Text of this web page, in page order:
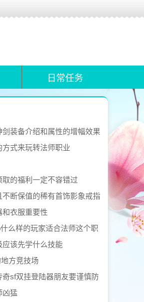
日常任务
装备介绍和属性的增幅效果
式来玩转法师职业
的福利一定不容错过
不断保值的稀有首饰影象戒指
衣服重要性
么样的玩家适合法师这个职
该先学什么技能
方竞技场
奇sf双挂登陆器朋友要谨慎防
凶猛